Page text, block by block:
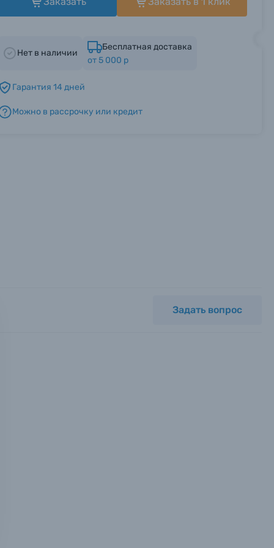
с
Нет в наличии
Бесплатная доставка
от 5 000 р
Гарантия 14 дней
Можно в рассрочку или кредит
Задать вопрос